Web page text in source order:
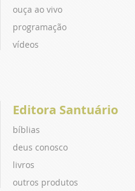
ouça ao vivo
programação
vídeos
Editora Santuário
bíblias
deus conosco
livros
outros produtos